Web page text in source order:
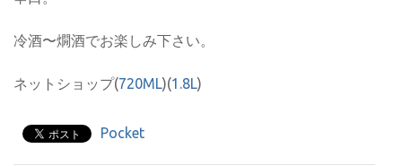
冷酒〜燗酒でお楽しみ下さい。
ネットショップ(720ML)(1.8L)
Pocket